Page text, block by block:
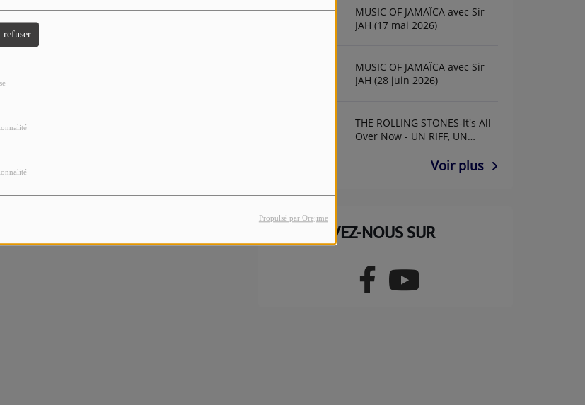
refuser
Propulsé par Orejime
propose son deuxième album:
MUSIC OF JAMAÏCA avec Sir
JAH (17 mai 2026)
MUSIC OF JAMAÏCA avec Sir
JAH (28 juin 2026)
THE ROLLING STONES-It's All
Over Now - UN RIFF, UN
Voir plus
RETROUVEZ-NOUS SUR